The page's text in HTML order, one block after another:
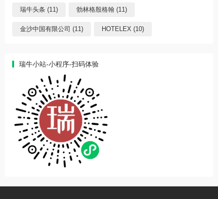
瑞牛头条 (11) 勃林格殷格翰 (11)
金沙中国有限公司 (11) HOTELEX (10)
瑞牛小站-小程序-扫码体验